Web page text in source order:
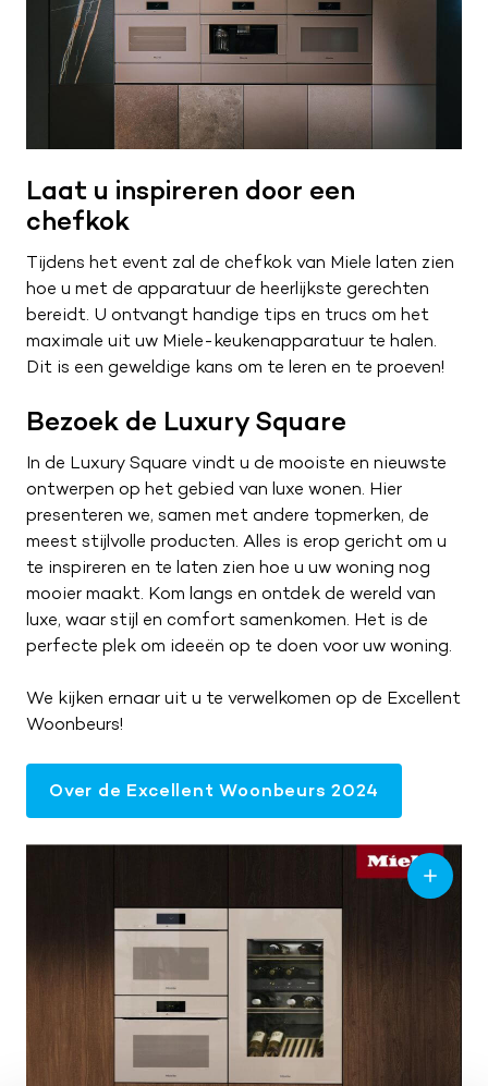
Laat u inspireren door een
chefkok
Tijdens het event zal de chefkok van Miele laten zien
hoe u met de apparatuur de heerlijkste gerechten
bereidt. U ontvangt handige tips en trucs om het
maximale uit uw Miele-keukenapparatuur te halen.
Dit is een geweldige kans om te leren en te proeven!
Bezoek de Luxury Square
In de Luxury Square vindt u de mooiste en nieuwste
ontwerpen op het gebied van luxe wonen. Hier
presenteren we, samen met andere topmerken, de
meest stijlvolle producten. Alles is erop gericht om u
te inspireren en te laten zien hoe u uw woning nog
mooier maakt. Kom langs en ontdek de wereld van
luxe, waar stijl en comfort samenkomen. Het is de
perfecte plek om ideeën op te doen voor uw woning.
We kijken ernaar uit u te verwelkomen op de Excellent
Woonbeurs!
Over de Excellent Woonbeurs 2024